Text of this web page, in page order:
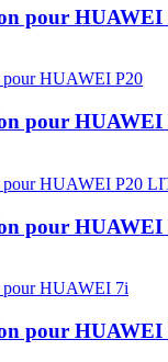
pour
pour HUAWEI
pour
pour HUAWEI